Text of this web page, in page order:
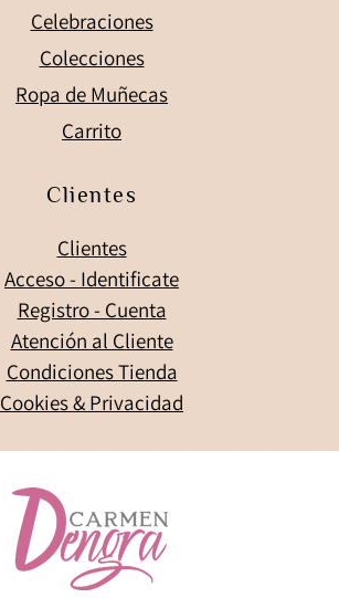
Celebraciones
Colecciones
Ropa de Muñecas
Carrito
Clientes
Clientes
Acceso - Identificate
Registro - Cuenta
Atención al Cliente
Condiciones Tienda
Cookies & Privacidad